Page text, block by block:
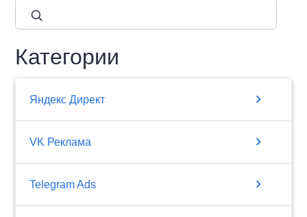
Категории
Яндекс Директ chevron_right
VK Реклама chevron_right
Telegram Ads chevron_right